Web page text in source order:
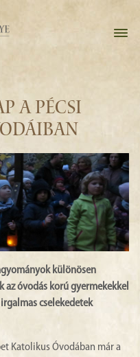
A PÉCSI
különösen
az óvodás korú gyermekekkel
cselekedetek
Katolikus Óvodában már a